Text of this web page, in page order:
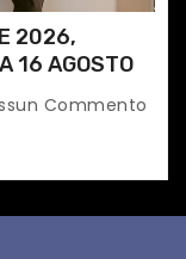
2026,
16 AGOSTO
Commento